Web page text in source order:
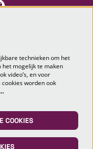
overeenstemming met deCloud Data Processing
technieken om het
het mogelijk te maken
video’s, en voor
worden ook
COOKIES